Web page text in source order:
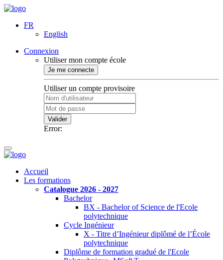
FR
English
Connexion
Utiliser mon compte école
Je me connecte
Utiliser un compte provisoire
Valider
Error:
Accueil
Les formations
Catalogue 2026 - 2027
Bachelor
BX - Bachelor of Science de l'Ecole
polytechnique
Cycle Ingénieur
X - Titre d’Ingénieur diplômé de l’École
polytechnique
Diplôme de formation gradué de l'Ecole